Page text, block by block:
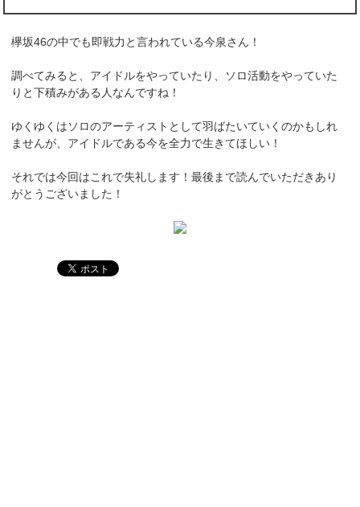
欅坂46の中でも即戦力と言われている今泉さん！
調べてみると、アイドルをやっていたり、ソロ活動をやっていた
りと下積みがある人なんですね！
ゆくゆくはソロのアーティストとして羽ばたいていくのかもしれ
ませんが、アイドルである今を全力で生きてほしい！
それでは今回はこれで失礼します！最後まで読んでいただきあり
がとうございました！